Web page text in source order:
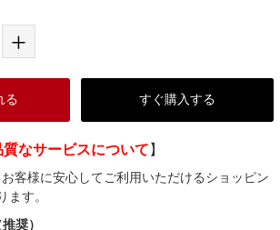
+
る すぐ購入する
なサービスについて 】
客様に安心してご利用いただけるショッピン
ます。
奨）